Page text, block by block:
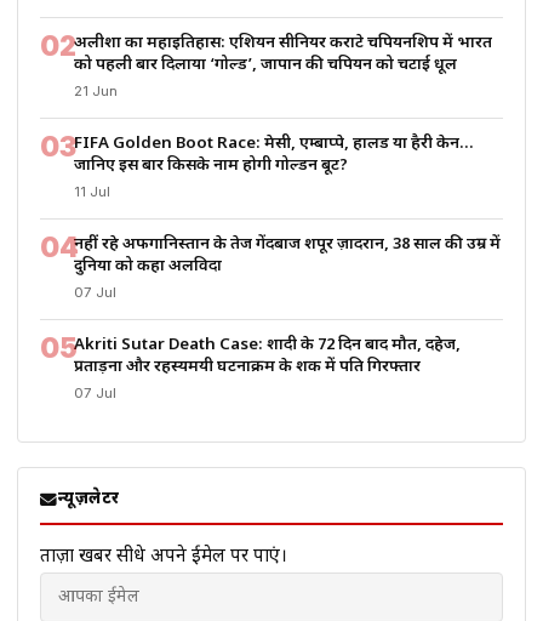
02अलीशा का महाइतिहास: एशियन सीनियर कराटे चैंपियनशिप में भारत
को पहली बार दिलाया ‘गोल्ड’, जापान की चैंपियन को चटाई धूल
21 Jun
03FIFA Golden Boot Race: मेसी, एम्बाप्पे, हालैंड या हैरी केन…
जानिए इस बार किसके नाम होगी गोल्डन बूट?
11 Jul
04नहीं रहे अफगानिस्तान के तेज गेंदबाज शपूर ज़ादरान, 38 साल की उम्र में
दुनिया को कहा अलविदा
07 Jul
05Akriti Sutar Death Case: शादी के 72 दिन बाद मौत, दहेज,
प्रताड़ना और रहस्यमयी घटनाक्रम के शक में पति गिरफ्तार
07 Jul
न्यूज़लेटर
ताज़ा खबरें सीधे अपने ईमेल पर पाएं।